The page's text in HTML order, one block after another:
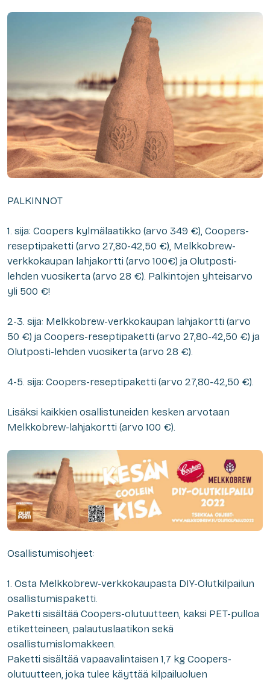
PALKINNOT
1. sija: Coopers kylmälaatikko (arvo 349 €), Coopers-
reseptipaketti (arvo 27,80-42,50 €), Melkkobrew-
verkkokaupan lahjakortti (arvo 100€) ja Olutposti-
lehden vuosikerta (arvo 28 €). Palkintojen yhteisarvo
yli 500 €!
2-3. sija: Melkkobrew-verkkokaupan lahjakortti (arvo
50 €) ja Coopers-reseptipaketti (arvo 27,80-42,50 €) ja
Olutposti-lehden vuosikerta (arvo 28 €).
4-5. sija: Coopers-reseptipaketti (arvo 27,80-42,50 €).
Lisäksi kaikkien osallistuneiden kesken arvotaan
Melkkobrew-lahjakortti (arvo 100 €).
Osallistumisohjeet:
1. Osta Melkkobrew-verkkokaupasta DIY-Olutkilpailun
osallistumispaketti.
Paketti sisältää Coopers-olutuutteen, kaksi PET-pulloa
etiketteineen, palautuslaatikon sekä
osallistumislomakkeen.
Paketti sisältää vapaavalintaisen 1,7 kg Coopers-
olutuutteen, joka tulee käyttää kilpailuoluen